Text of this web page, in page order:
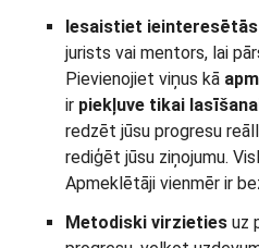
Iesaistiet
jurists vai mentors, lai
Pievienojiet viņus kā
ir piekļuve tikai
redzēt jūsu progresu
rediģēt jūsu ziņojumu.
Apmeklētāji vienmēr ir
Metodiski virzieties uz